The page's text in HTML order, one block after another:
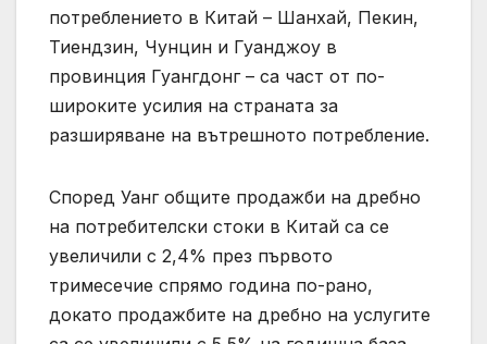
потреблението в Китай – Шанхай, Пекин,
Тиендзин, Чунцин и Гуанджоу в
провинция Гуангдонг – са част от по-
широките усилия на страната за
разширяване на вътрешното потребление.
Според Уанг общите продажби на дребно
на потребителски стоки в Китай са се
увеличили с 2,4% през първото
тримесечие спрямо година по-рано,
докато продажбите на дребно на услугите